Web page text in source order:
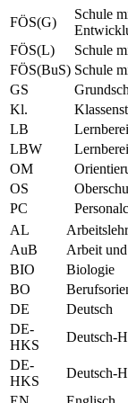
FÖS(G)
Schule
FÖS(L)
Schule
FÖS(BuS) Schule
GS
Kl.
LB
LBW
OM
OS
PC
AL
AuB
Arbeit
BIO
Biologie
BO
DE
Deutsch
DE-
HKS
Deutsch-
DE-
HKS
Deutsch-